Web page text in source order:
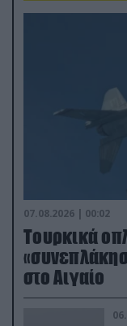
07.08.2026 | 00:02
Τουρκικά
στο Αιγαίο